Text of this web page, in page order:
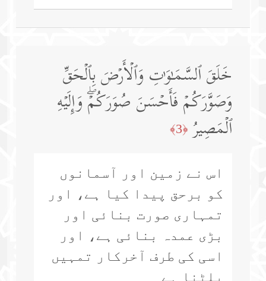
خَلَقَ ٱلسَّمَـٰوَ ٰ⁠تِ وَٱلۡأَرۡضَ بِٱلۡحَقِّ
وَصَوَّرَكُمۡ فَأَحۡسَنَ صُوَرَكُمۡۖ وَإِلَیۡهِ
ٱلۡمَصِیرُ ﴿3﴾
اس نے زمین اور آسمانوں
کو برحق پیدا کیا ہے، اور
تمہاری صورت بنائی اور
بڑی عمدہ بنائی ہے، اور
اسی کی طرف آخرکار تمہیں
پلٹنا ہے